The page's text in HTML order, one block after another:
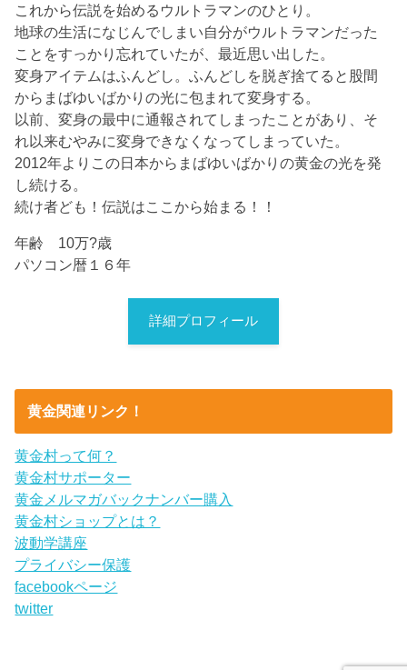
これから伝説を始めるウルトラマンのひとり。
地球の生活になじんでしまい自分がウルトラマンだった
ことをすっかり忘れていたが、最近思い出した。
変身アイテムはふんどし。ふんどしを脱ぎ捨てると股間
からまばゆいばかりの光に包まれて変身する。
以前、変身の最中に通報されてしまったことがあり、そ
れ以来むやみに変身できなくなってしまっていた。
2012年よりこの日本からまばゆいばかりの黄金の光を発
し続ける。
続け者ども！伝説はここから始まる！！
年齢 10万?歳
パソコン暦１６年
詳細プロフィール
黄金関連リンク！
黄金村って何？
黄金村サポーター
黄金メルマガバックナンバー購入
黄金村ショップとは？
波動学講座
プライバシー保護
facebookページ
twitter